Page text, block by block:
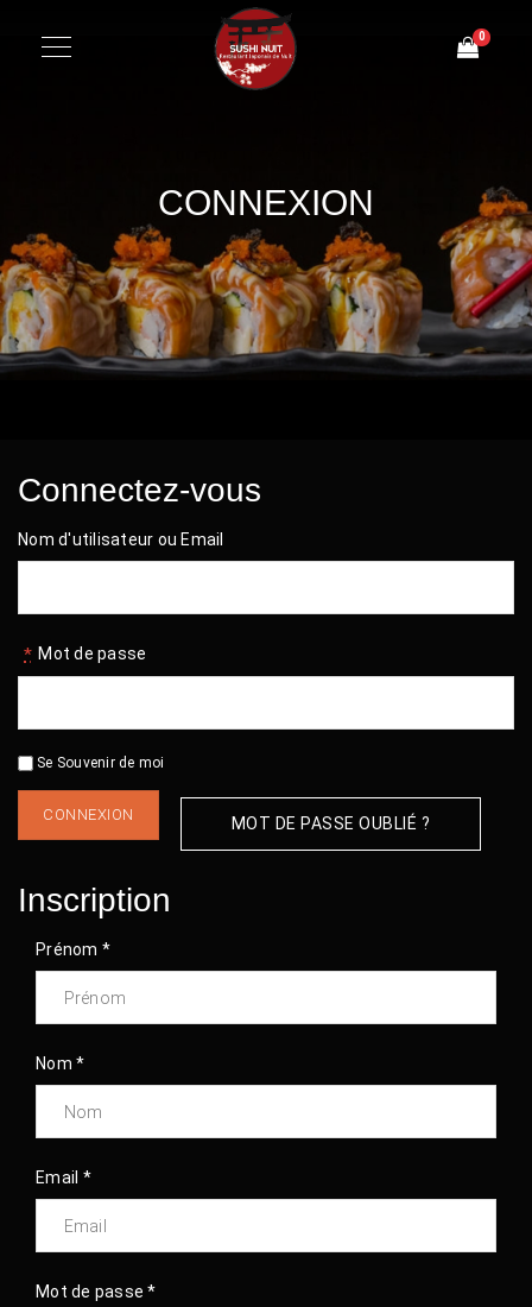
0
CONNEXION
Connectez-vous
Nom d'utilisateur ou Email
Mot de passe
*
Se Souvenir de moi
CONNEXION MOT DE PASSE OUBLIÉ ?
Inscription
Prénom *
Nom *
Email *
Mot de passe *